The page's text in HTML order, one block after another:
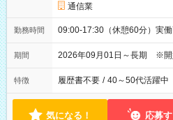
通信業
勤務時間 09:00-17:30（休憩60分）実
期間 2026年09月01日～長期 ※
特徴 履歴書不要 / 40～50代活躍中
気になる！ 応募